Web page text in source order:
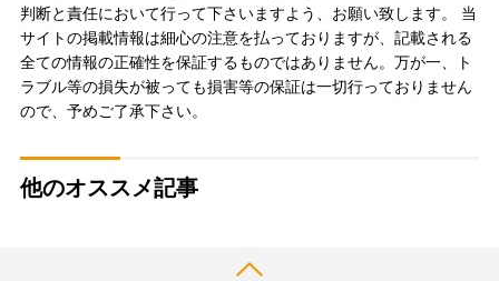
判断と責任において行って下さいますよう、お願い致します。 当
サイトの掲載情報は細心の注意を払っておりますが、記載される
全ての情報の正確性を保証するものではありません。万が一、ト
ラブル等の損失が被っても損害等の保証は一切行っておりません
ので、予めご了承下さい。
他のオススメ記事